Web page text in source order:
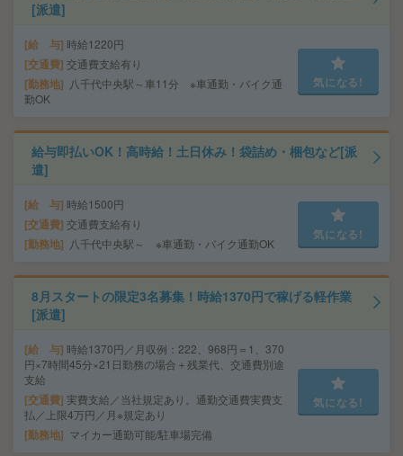
[派遣]
給 与 時給1220円
交通費 交通費支給有り
勤務地
八千代中央駅～車11分 ※車通勤・バイク通
勤OK
気になる!
給与即払いOK！高時給！土日休み！袋詰め・梱包など[派
遣]
給 与 時給1500円
交通費 交通費支給有り
勤務地 八千代中央駅～ ※車通勤・バイク通勤OK
気になる!
8月スタートの限定3名募集！時給1370円で稼げる軽作業
[派遣]
給 与 時給1370円／月収例：222、968円＝1、370
円×7時間45分×21日勤務の場合＋残業代、交通費別途
支給
交通費 実費支給／当社規定あり。通勤交通費実費支
払／上限4万円／月※規定あり
勤務地 マイカー通勤可能/駐車場完備
気になる!